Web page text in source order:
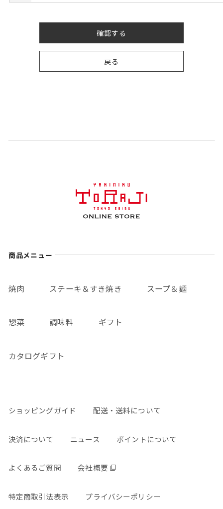
確認する
戻る
商品メニュー
焼肉 ステーキ＆すき焼き スープ＆麺
惣菜 調味料 ギフト
カタログギフト
ショッピングガイド 配送・送料について
決済について ニュース ポイントについて
よくあるご質問 会社概要
特定商取引法表示 プライバシーポリシー